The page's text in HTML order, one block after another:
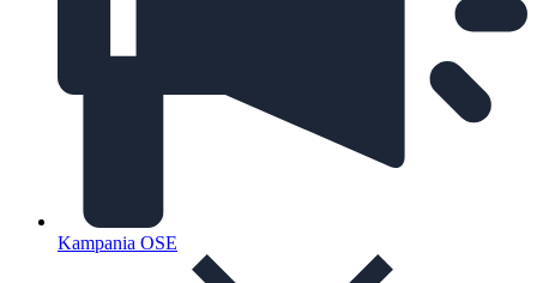
Kampania OSE